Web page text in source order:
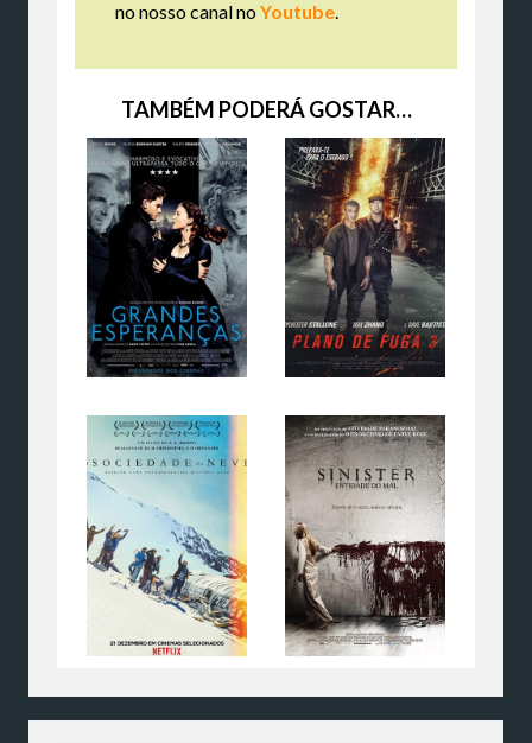
no nosso canal noYoutube
TAMBÉM PODERÁ GOSTAR…